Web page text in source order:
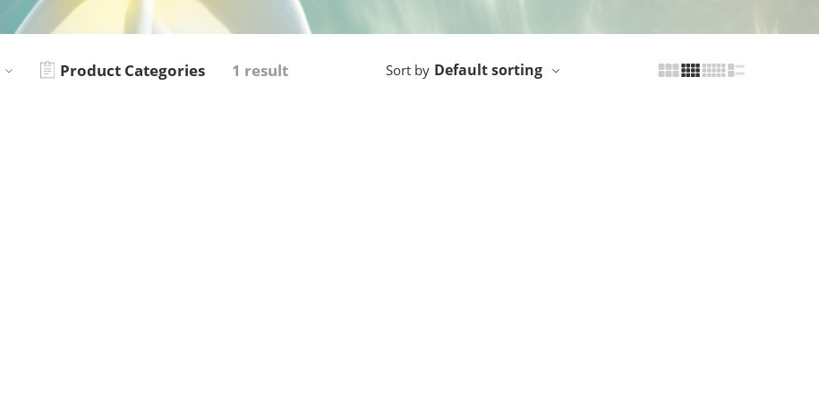
Product Categories 1 result Sort by Default sorting